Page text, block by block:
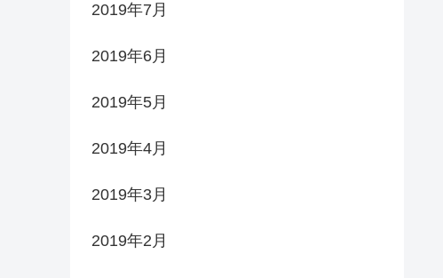
2019年7月
2019年6月
2019年5月
2019年4月
2019年3月
2019年2月